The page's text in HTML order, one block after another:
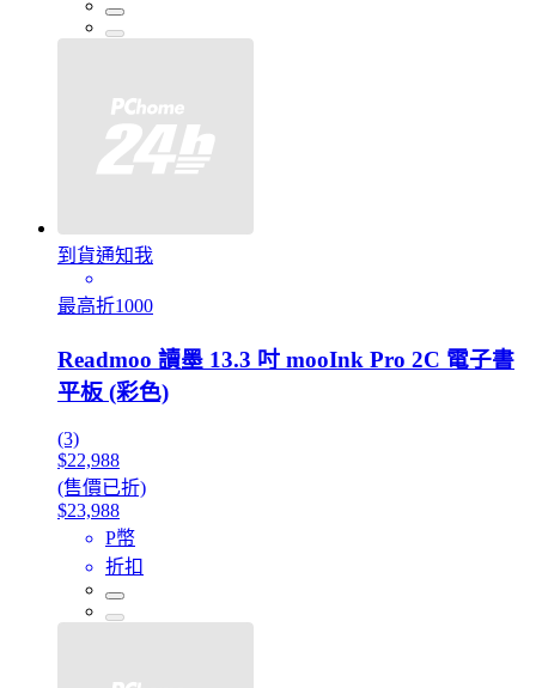
到貨通知我
最高折1000
Readmoo 讀墨 13.3 吋 mooInk Pro 2C 電子書
平板 (彩色)
(3)
$22,988
(售價已折)
$23,988
P幣
折扣